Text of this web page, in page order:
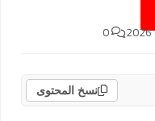
0
نسخ المحتوى